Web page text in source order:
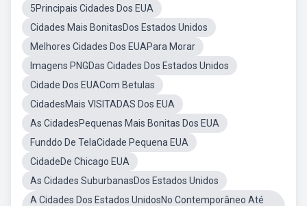
5Principais Cidades Dos EUA
Cidades Mais BonitasDos Estados Unidos
Melhores Cidades Dos EUAPara Morar
Imagens PNGDas Cidades Dos Estados Unidos
Cidade Dos EUACom Betulas
CidadesMais VISITADAS Dos EUA
As CidadesPequenas Mais Bonitas Dos EUA
Funddo De TelaCidade Pequena EUA
CidadeDe Chicago EUA
As Cidades SuburbanasDos Estados Unidos
A Cidades Dos Estados UnidosNo Contemporâneo Até